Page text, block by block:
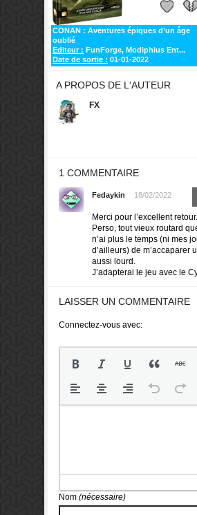
CONAN : Aventures épiques d’un âge
oublié
Editeur : FunForge, Modiphius Ent...
Date de sortie : 01-01-2022
A PROPOS DE L'AUTEUR
FX
1 COMMENTAIRE
Fedaykin 18/02/2022
Merci pour l’excellent retour.
Perso, tout vieux routard
n’ai plus le temps (ni mes
d’ailleurs) de m’accaparer
aussi lourd.
J’adapterai le jeu avec le
LAISSER UN COMMENTAIRE
Connectez-vous avec:
Nom (nécessaire)